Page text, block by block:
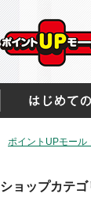
ポイントUPモール
ショップカテゴ